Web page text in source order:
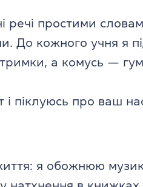
простими
До кожного учня я
а комусь —
піклуюсь про ваш
я обожнюю